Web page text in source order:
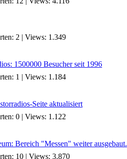
2 | Views: 1.349
1500000 Besucher seit 1996
1 | Views: 1.184
Seite aktualisiert
0 | Views: 1.122
Bereich "Messen" weiter ausgebaut.
10 | Views: 3.870